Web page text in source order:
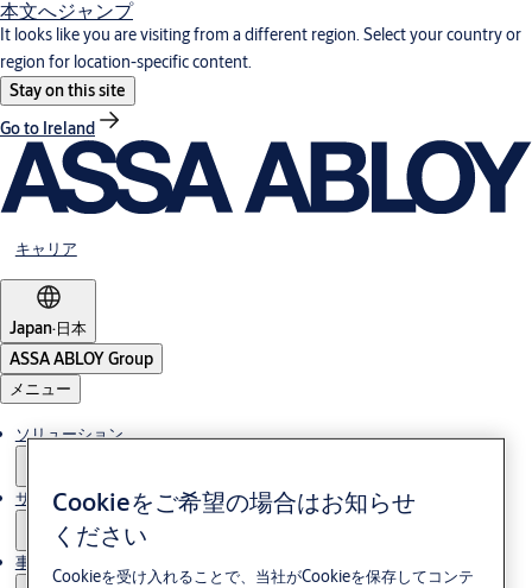
本文へジャンプ
It looks like you are visiting from a different region. Select your country or
region for location-specific content.
Stay on this site
Go to Ireland
キャリア
Japan·日本
ASSA ABLOY Group
メニュー
ソリューション
サービス
事例
Cookieをご希望の場合はお知らせ
ください
Cookieを受け入れることで、当社がCookieを保存してコンテ